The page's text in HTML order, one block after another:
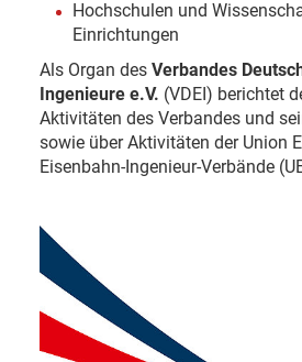
Hochschulen und
Einrichtungen
Als Organ des Verbandes
Ingenieure e.V. (VDEI) berichtet
Aktivitäten des Verbandes und
sowie über Aktivitäten der Union
Eisenbahn-Ingenieur-Verbände